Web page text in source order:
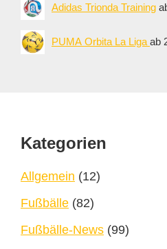
Adidas Trionda Training
PUMA Orbita La Liga ab
Footer
Kategorien
Allgemein (12)
Fußbälle (82)
Fußbälle-News (99)